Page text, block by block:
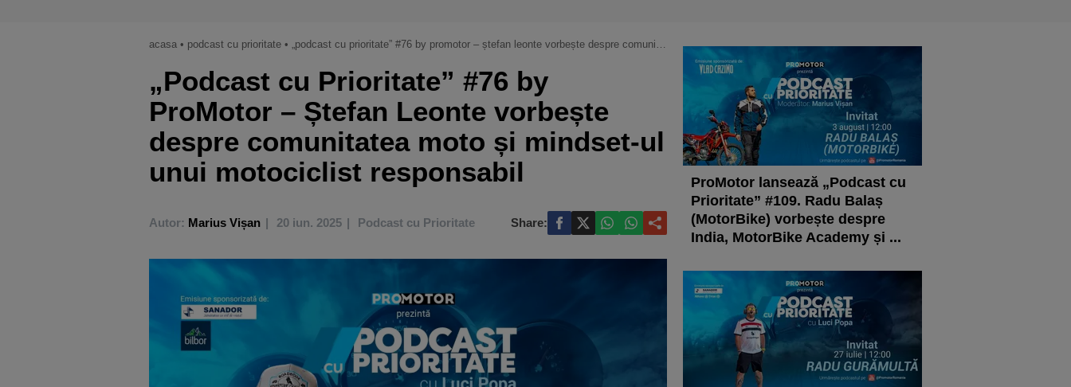
acasa • podcast cu prioritate • „podcast cu prioritate” #76 by promotor – ștefan leonte vorbește despre comunitatea moto și mindset-ul unui motociclist responsabil
„Podcast cu Prioritate” #76 by
ProMotor – Ștefan Leonte vorbește
despre comunitatea moto și mindset-ul
unui motociclist responsabil
Autor: Marius Vișan 20 iun. 2025 Podcast cu Prioritate Share:
ProMotor lansează „Podcast cu
Prioritate” #109. Radu Balaș
(MotorBike) vorbește despre
India, MotorBike Academy și ...